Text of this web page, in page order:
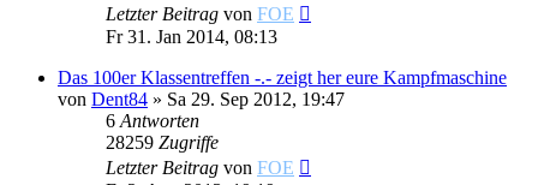
Letzter Beitrag von FOE
Fr 31. Jan 2014, 08:13
Das 100er Klassentreffen -.- zeigt her eure Kampfmaschine
von Dent84 » Sa 29. Sep 2012, 19:47
6 Antworten
28259 Zugriffe
Letzter Beitrag von FOE